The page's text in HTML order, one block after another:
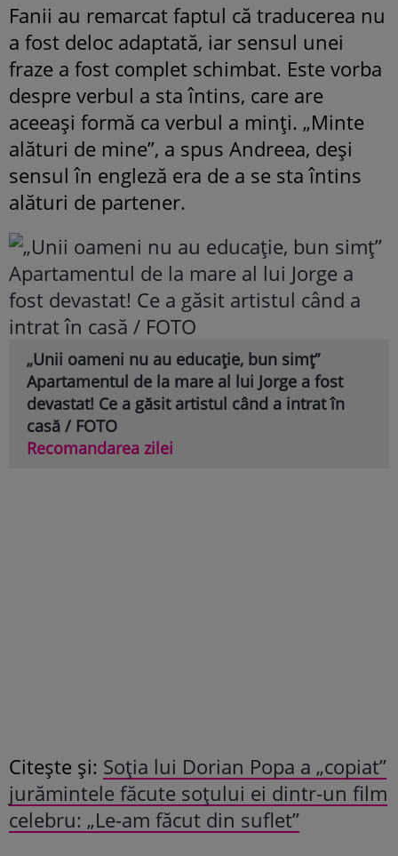
Fanii au remarcat faptul că traducerea nu
a fost deloc adaptată, iar sensul unei
fraze a fost complet schimbat. Este vorba
despre verbul a sta întins, care are
aceeași formă ca verbul a minți. „Minte
alături de mine”, a spus Andreea, deși
sensul în engleză era de a se sta întins
alături de partener.
„Unii oameni nu au educație, bun simț”
Apartamentul de la mare al lui Jorge a fost
devastat! Ce a găsit artistul când a intrat în
casă / FOTO
Recomandarea zilei
Citește și: Soția lui Dorian Popa a „copiat”
jurămintele făcute soțului ei dintr-un film
celebru: „Le-am făcut din suflet”